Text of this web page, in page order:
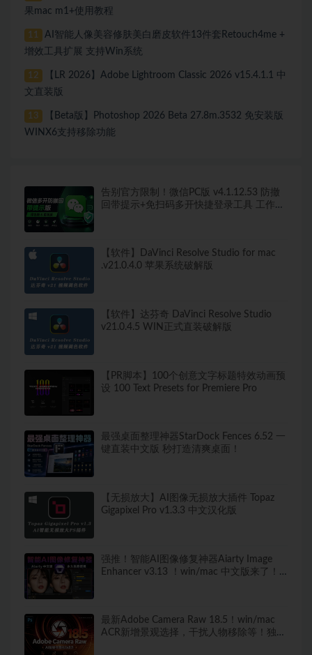
果mac m1+使用教程
11
AI智能人像美容修肤美白磨皮软件13件套Retouch4me +
增效工具扩展 支持Win系统
12
【LR 2026】Adobe Lightroom Classic 2026 v15.4.1.1 中
文直装版
13
【Beta版】Photoshop 2026 Beta 27.8m.3532 免安装版
WINX6支持移除功能
告别官方限制！微信PC版 v4.1.12.53 防撤
回带提示+免扫码多开快捷登录工具 工作生
【软件】DaVinci Resolve Studio for mac
.v21.0.4.0 苹果系统破解版
【软件】达芬奇 DaVinci Resolve Studio
v21.0.4.5 WIN正式直装破解版
【PR脚本】100个创意文字标题特效动画预
设 100 Text Presets for Premiere Pro
最强桌面整理神器StarDock Fences 6.52 一
键直装中文版 秒打造清爽桌面！
【无损放大】AI图像无损放大插件 Topaz
Gigapixel Pro v1.3.3 中文汉化版
强推！智能AI图像修复神器Aiarty Image
Enhancer v3.13 ！win/mac 中文版来了！
最新Adobe Camera Raw 18.5！win/mac
ACR新增景观选择，干扰人物移除等！独立